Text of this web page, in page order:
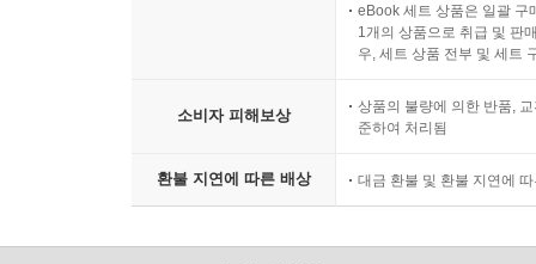
eBook 세트 상품은 일괄 구
1개의 상품으로 취급 및 판
우, 세트 상품 전부 및 세트
소비자 피해보상
상품의 불량에 의한 반품,
준하여 처리됨
환불 지연에 따른 배상 대금 환불 및 환불 지연에